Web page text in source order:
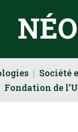
NÉO
Société
Fondation de